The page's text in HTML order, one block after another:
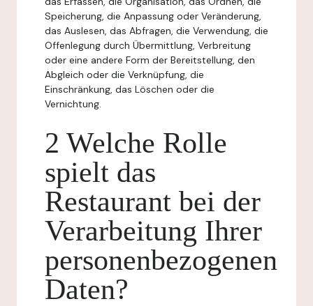
Speicherung, die Anpassung oder Veränderung,
das Auslesen, das Abfragen, die Verwendung, die
Offenlegung durch Übermittlung, Verbreitung
oder eine andere Form der Bereitstellung, den
Abgleich oder die Verknüpfung, die
Einschränkung, das Löschen oder die
Vernichtung.
2 Welche Rolle
spielt das
Restaurant bei der
Verarbeitung Ihrer
personenbezogenen
Daten?